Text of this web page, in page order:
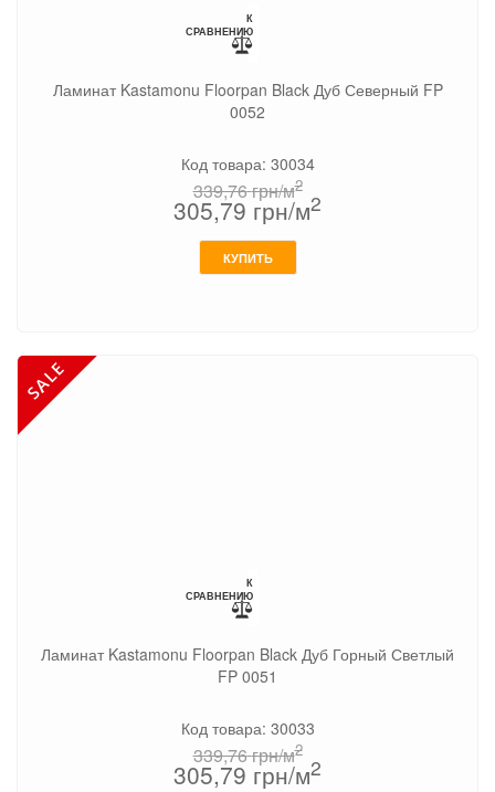
К
СРАВНЕНИЮ
Ламинат Kastamonu Floorpan Black Дуб Северный FP
0052
Код товара: 30034
339,76грн/м2
305,79 грн/м2
КУПИТЬ
К
СРАВНЕНИЮ
Ламинат Kastamonu Floorpan Black Дуб Горный Светлый
FP 0051
Код товара: 30033
339,76грн/м2
305,79 грн/м2